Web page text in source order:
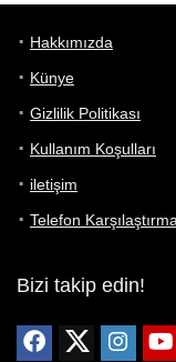
Hakkımızda
Künye
Gizlilik Politikası
Kullanım Koşulları
iletişim
Telefon Karşılaştırma
Bizi takip edin!